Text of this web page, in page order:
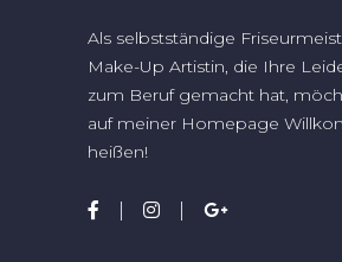
Als selbstständige
Make-Up Artistin, die Ihre
zum Beruf gemacht hat,
auf meiner Homepage
heißen!